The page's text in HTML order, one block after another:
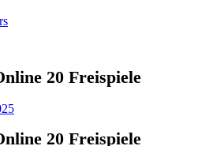
20 Freispiele
20 Freispiele